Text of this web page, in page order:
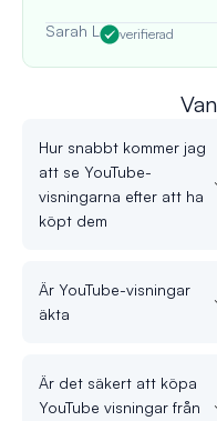
Sarah L verifierad
Hur snabbt kommer jag
att se YouTube-
visningarna efter att ha
köpt dem
Är YouTube-visningar
äkta
Är det säkert att köpa
YouTube visningar från